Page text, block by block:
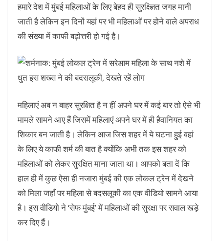
हमारे देश में मुंबई महिलाओं के लिए बेहद ही सुरक्ष्ज्ञित जगह मानी
जाती है लेकिन इन दिनों यहां पर भी महिलाओं पर होने वाले अपराध
की संख्‍या में काफी बढ़ोत्तरी हो गई है।
महिलाएं अब न बाहर सुरक्षित है न हीं अपने घर में कई बार तो ऐसे भी
मामले सामने आए हैं जिसमें महिलाएं अपने घर में ही हैवानियत का
शिकार बन जाती है। लेकिन आज जिस शहर में ये घटना हुई वहां
के लिए ये काफी शर्म की बात है क्‍योंकि अभी तक इस शहर को
महिलाओं को लेकर सुरक्षित माना जाता था। आपको बता दें कि
हाल ही में कुछ ऐसा ही नजारा मुंबई की एक लोकल ट्रेन में देखने
को मिला जहाँ पर महिला से बदसलूकी का एक वीडियो सामने आया
है। इस वीडियो ने ‘सेफ मुंबई’ में महिलाओं की सुरक्षा पर सवाल खड़े
कर दिए हैं।